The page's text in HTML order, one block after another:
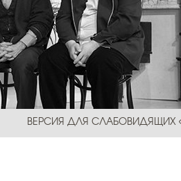
ВЕРСИЯ ДЛЯ СЛАБОВИДЯЩИХ